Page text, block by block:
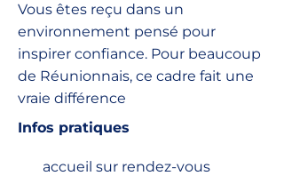
Vous êtes reçu dans un
environnement pensé pour
inspirer confiance. Pour beaucoup
de Réunionnais, ce cadre fait une
vraie différence
Infos pratiques
accueil sur rendez-vous